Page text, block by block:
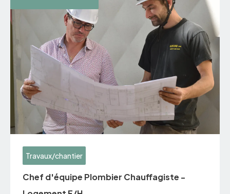
Travaux/chantier
Chef d'équipe Plombier Chauffagiste -